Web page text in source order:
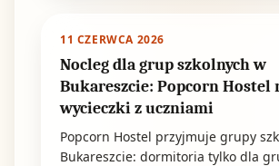
11 CZERWCA 2026
Nocleg dla grup szkolnych w
Bukareszcie: Popcorn Hostel
wycieczki z uczniami
Popcorn Hostel przyjmuje grupy
Bukareszcie: dormitoria tylko dla